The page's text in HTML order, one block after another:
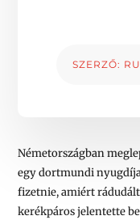
SZERZŐ:
Németországban
egy dortmundi
fizetnie, amiért
kerékpáros jelentette